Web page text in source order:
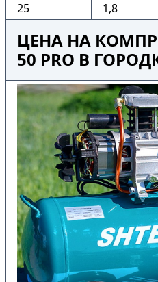
25
1,8
ЦЕНА НА
50 PRO В